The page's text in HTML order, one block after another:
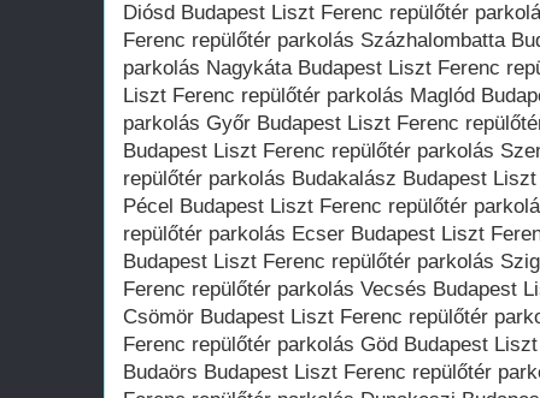
Diósd Budapest Liszt Ferenc repülőtér
Ferenc repülőtér parkolás Százhalombatta
parkolás Nagykáta Budapest Liszt Ferenc
Liszt Ferenc repülőtér parkolás Maglód
parkolás Győr Budapest Liszt Ferenc
Budapest Liszt Ferenc repülőtér parkolás
repülőtér parkolás Budakalász Budapest
Pécel Budapest Liszt Ferenc repülőtér
repülőtér parkolás Ecser Budapest Liszt
Budapest Liszt Ferenc repülőtér parkolás
Ferenc repülőtér parkolás Vecsés Budapest
Csömör Budapest Liszt Ferenc repülőtér
Ferenc repülőtér parkolás Göd Budapest
Budaörs Budapest Liszt Ferenc repülőtér